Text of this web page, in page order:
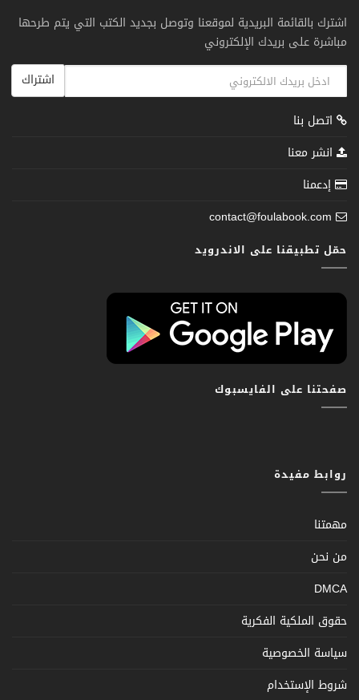
اشترك بالقائمة البريدية لموقعنا وتوصل بجديد الكتب التي يتم طرحها
مباشرة على بريدك الإلكتروني
اشتراك
اتصل بنا
انشر معنا
إدعمنا
contact@foulabook.com
حمّل تطبيقنا على الاندرويد
صفحتنا على الفايسبوك
روابط مفيدة
مهمتنا
من نحن
DMCA
حقوق الملكية الفكرية
سياسة الخصوصية
شروط الإستخدام